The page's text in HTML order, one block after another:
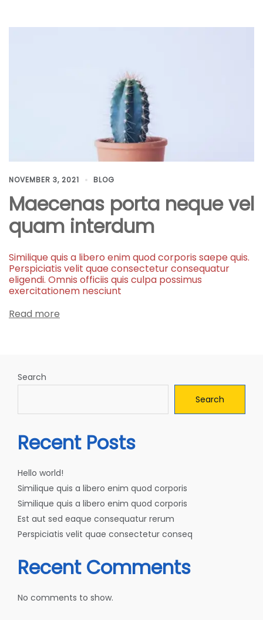
NOVEMBER 3, 2021 BLOG
Maecenas porta neque vel
quam interdum
Similique quis a libero enim quod corporis saepe quis.
Perspiciatis velit quae consectetur consequatur
eligendi. Omnis officiis quis culpa possimus
exercitationem nesciunt
Read more
Search
Search
Recent Posts
Hello world!
Similique quis a libero enim quod corporis
Similique quis a libero enim quod corporis
Est aut sed eaque consequatur rerum
Perspiciatis velit quae consectetur conseq
Recent Comments
No comments to show.